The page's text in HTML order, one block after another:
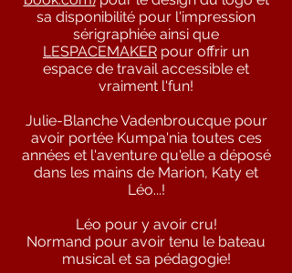
sa disponibilité pour l'impression
sérigraphiée ainsi que
LESPACEMAKER pour offrir un
espace de travail accessible et
vraiment l'fun!
Julie-BlancheVadenbroucque pour
avoir portée Kumpa'nia toutes ces
années et l'aventure qu'elle a déposé
dans les mains de Marion, Katy et
Léo...!
Léo pour y avoir cru!
Normand pour avoir tenu le bateau
musical et sa pédagogie!